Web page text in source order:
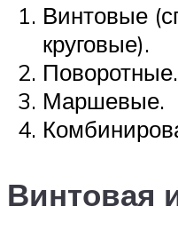
Винтовые
круговые).
Поворотные.
Маршевые.
Винтовая